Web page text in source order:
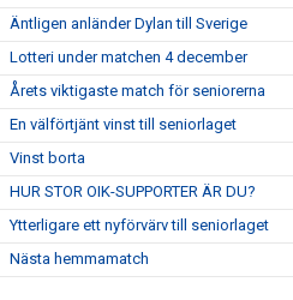
Äntligen anländer Dylan till Sverige
Lotteri under matchen 4 december
Årets viktigaste match för seniorerna
En välförtjänt vinst till seniorlaget
Vinst borta
HUR STOR OIK-SUPPORTER ÄR DU?
Ytterligare ett nyförvärv till seniorlaget
Nästa hemmamatch